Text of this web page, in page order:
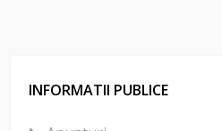
INFORMATII PUBLICE